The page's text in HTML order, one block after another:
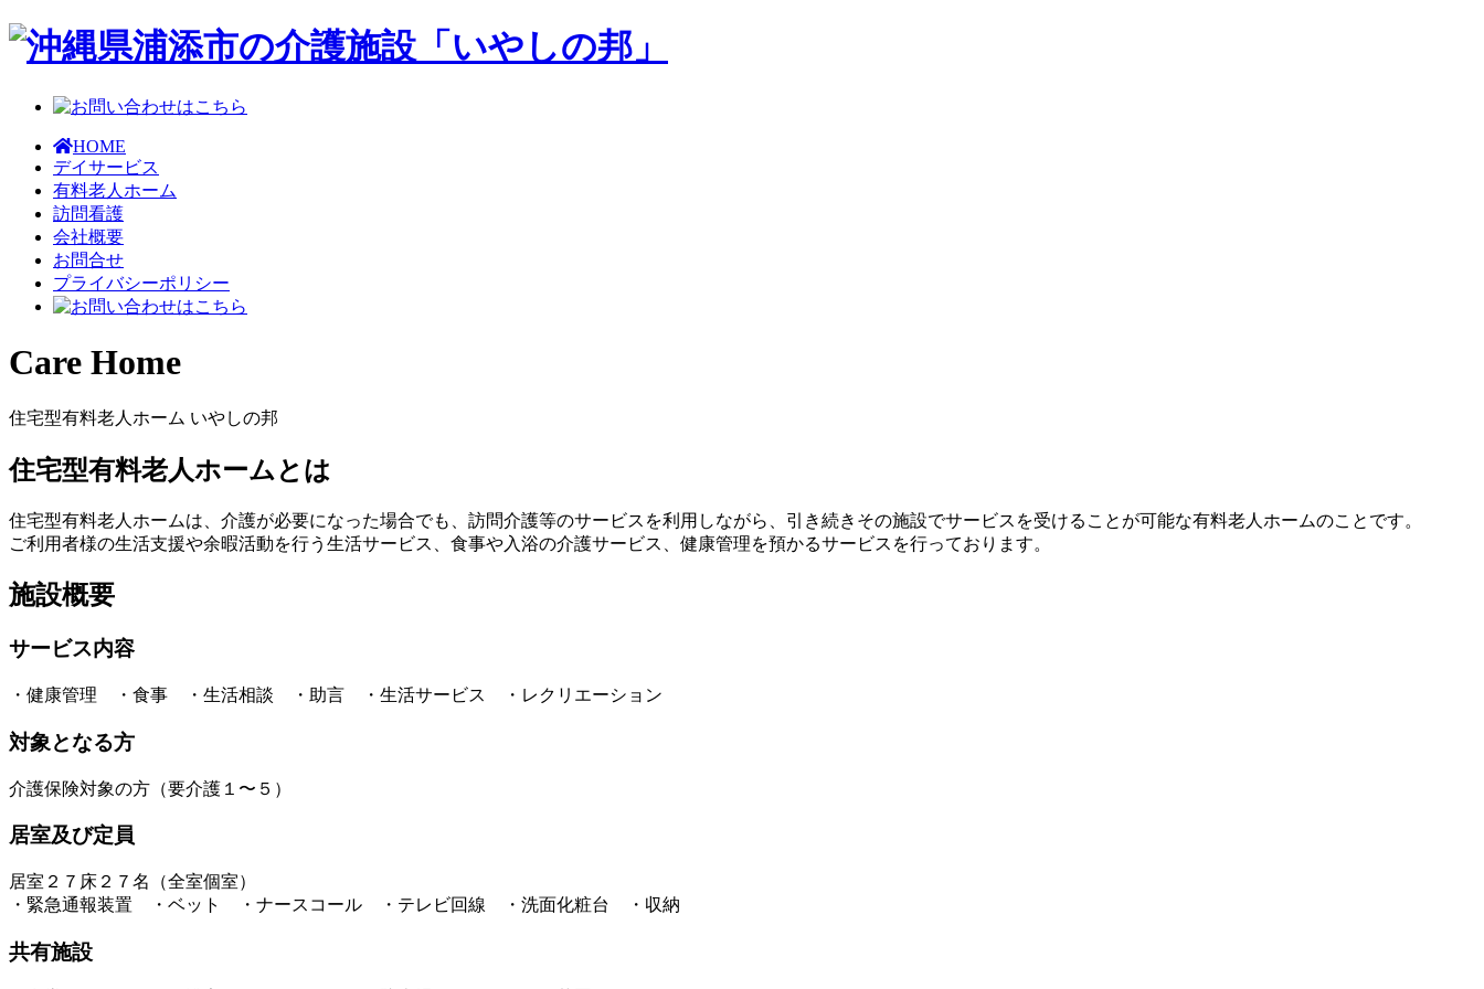
HOME
デイサービス
有料老人ホーム
訪問看護
会社概要
お問合せ
プライバシーポリシー
Care Home
住宅型有料老人ホーム いやしの邦
住宅型有料老人ホームとは
住宅型有料老人ホームは、介護が必要になった場合でも、訪問介護等のサービスを利用しながら、引き続きその施設でサービスを受けることが可能な有料老人ホームのことです。
ご利用者様の生活支援や余暇活動を行う生活サービス、食事や入浴の介護サービス、健康管理を預かるサービスを行っております。
施設概要
サービス内容
・健康管理 ・食事 ・生活相談 ・助言 ・生活サービス ・レクリエーション
対象となる方
介護保険対象の方（要介護１〜５）
居室及び定員
居室２７床２７名（全室個室）
・緊急通報装置 ・ベット ・ナースコール ・テレビ回線 ・洗面化粧台 ・収納
共有施設